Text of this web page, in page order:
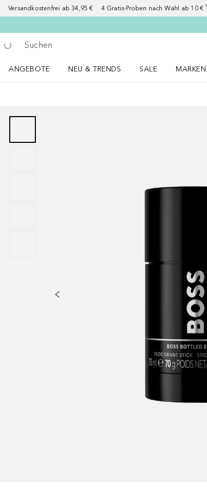
Versandkostenfrei ab 34,95 € 4 Gratis-Proben nach Wahl ab 10 € ¹
Gehe zurück
Suche ausführen
ANGEBOTE
NEU & TRENDS
SALE
MARKEN